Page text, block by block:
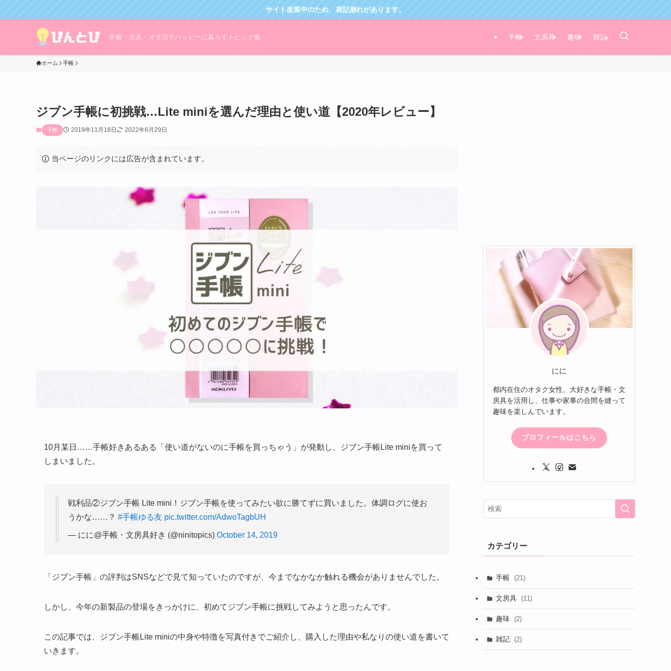
サイト改装中のため、表記崩れがあります。
手帳・文具・オタ活でハッピーに暮らすトピック集 手帳 文房具 趣味 雑記
ホーム 手帳
ジブン手帳に初挑戦…Lite miniを選んだ理由と使い道【2020年レビュー】
手帳 2019年11月18日 2022年6月29日
当ページのリンクには広告が含まれています。
10月某日……手帳好きあるある「使い道がないのに手帳を買っちゃう」が発動し、ジブン手帳Lite miniを買って
しまいました。
戦利品②ジブン手帳 Lite mini！ジブン手帳を使ってみたい欲に勝てずに買いました。体調ログに使お
うかな……？ #手帳ゆる友 pic.twitter.com/AdwoTagbUH
— にに@手帳・文房具好き (@ninitopics) October 14, 2019
「ジブン手帳」の評判はSNSなどで見て知っていたのですが、今までなかなか触れる機会がありませんでした。
しかし、今年の新製品の登場をきっかけに、初めてジブン手帳に挑戦してみようと思ったんです。
この記事では、ジブン手帳Lite miniの中身や特徴を写真付きでご紹介し、購入した理由や私なりの使い道を書いて
いきます。
にに
都内在住のオタク女性。大好きな手帳・文
房具を活用し、仕事や家事の合間を縫って
趣味を楽しんでいます。
プロフィールはこちら
カテゴリー
手帳 (21)
文房具 (11)
趣味 (2)
雑記 (2)